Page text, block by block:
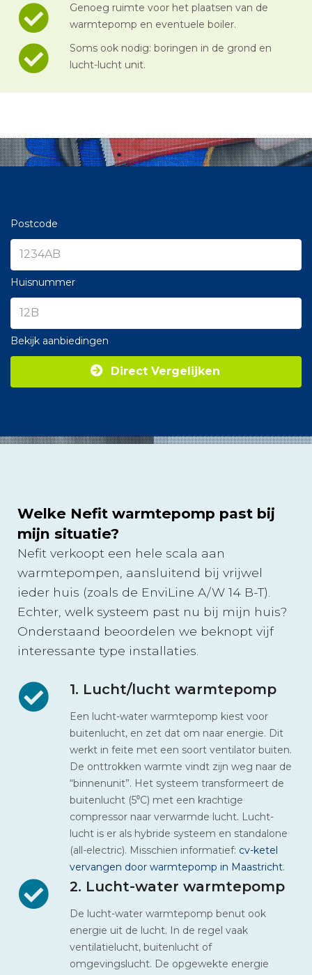
Genoeg ruimte voor het plaatsen van de
warmtepomp en eventuele boiler.
Soms ook nodig: boringen in de grond en
lucht-lucht unit.
Postcode
Huisnummer
Bekijk aanbiedingen
Direct Vergelijken
Welke Nefit warmtepomp past bij
mijn situatie?
Nefit verkoopt een hele scala aan
warmtepompen, aansluitend bij vrijwel
ieder huis (zoals de EnviLine A/W 14 B-T).
Echter, welk systeem past nu bij mijn huis?
Onderstaand beoordelen we beknopt vijf
interessante type installaties.
1. Lucht/lucht warmtepomp
Een lucht-water warmtepomp kiest voor
buitenlucht, en zet dat om naar energie. Dit
werkt in feite met een soort ventilator buiten.
De onttrokken warmte vindt zijn weg naar de
“binnenunit”. Het systeem transformeert de
buitenlucht (5⁰C) met een krachtige
compressor naar verwarmde lucht. Lucht-
lucht is er als hybride systeem en standalone
(all-electric). Misschien informatief: cv-ketel
vervangen door warmtepomp in Maastricht.
2. Lucht-water warmtepomp
De lucht-water warmtepomp benut ook
energie uit de lucht. In de regel vaak
ventilatielucht, buitenlucht of
omgevingslucht. De opgewekte energie